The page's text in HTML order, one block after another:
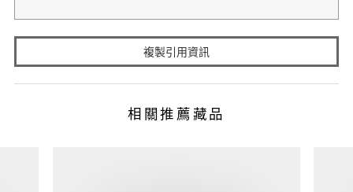
複製引用資訊
相關推薦藏品